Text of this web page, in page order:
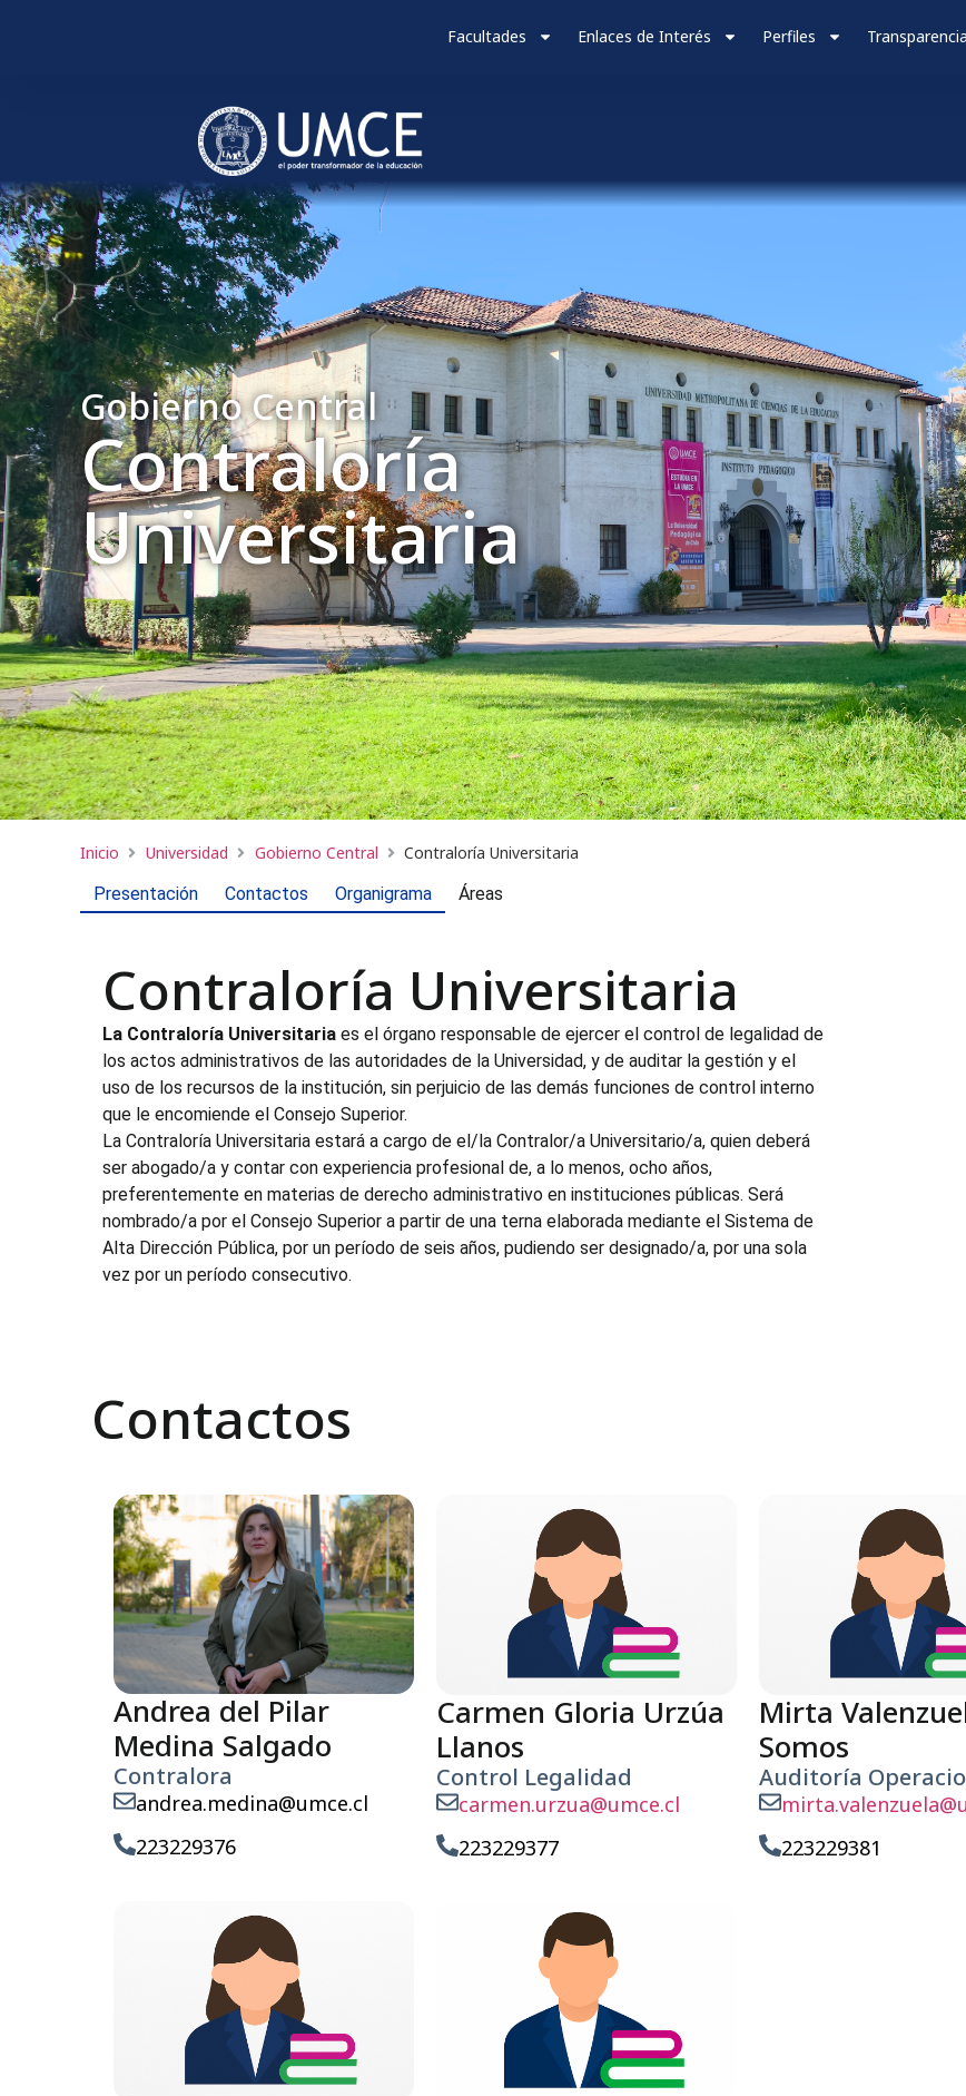
Facultades Enlaces de Interés Perfiles Transparencia
Gobierno Central
Contraloría
Universitaria
Presentación Contactos Organigrama Áreas
Inicio Universidad Gobierno Central Contraloría Universitaria
Contraloría Universitaria
La Contraloría Universitaria es el órgano responsable de ejercer el control de legalidad de
los actos administrativos de las autoridades de la Universidad, y de auditar la gestión y el
uso de los recursos de la institución, sin perjuicio de las demás funciones de control interno
que le encomiende el Consejo Superior.
La Contraloría Universitaria estará a cargo de el/la Contralor/a Universitario/a, quien deberá
ser abogado/a y contar con experiencia profesional de, a lo menos, ocho años,
preferentemente en materias de derecho administrativo en instituciones públicas. Será
nombrado/a por el Consejo Superior a partir de una terna elaborada mediante el Sistema de
Alta Dirección Pública, por un período de seis años, pudiendo ser designado/a, por una sola
vez por un período consecutivo.
Contactos
Andrea del Pilar
Medina Salgado
Contralora
andrea.medina@umce.cl
223229376
Carmen Gloria Urzúa
Llanos
Control Legalidad
carmen.urzua@umce.cl
223229377
Mirta
Somos
Auditoría
223229381